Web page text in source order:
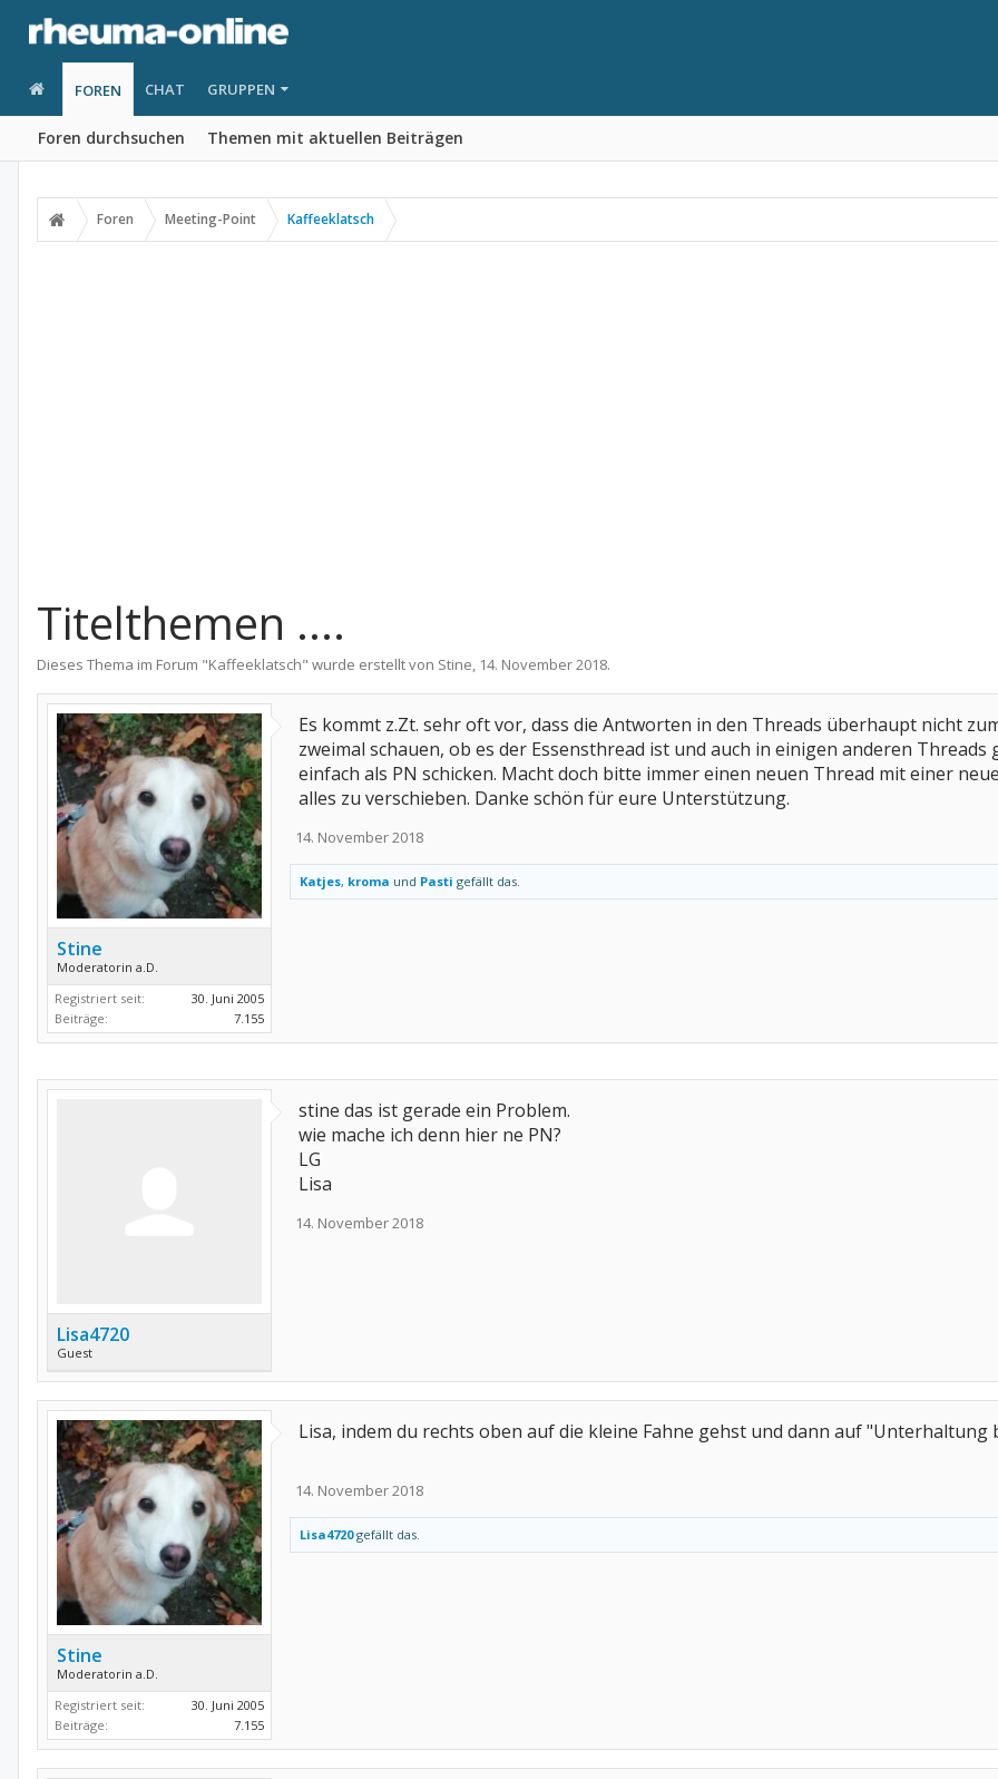
FOREN
Foren durchsuchen Themen mit aktuellen Beiträgen
CHAT GRUPPEN
Foren Meeting-Point Kaffeeklatsch
Titelthemen ....
Dieses Thema im Forum "Kaffeeklatsch" wurde erstellt von Stine, 14. November 2018.
Stine
Moderatorin a.D.
Registriert seit:
30. Juni 2005
Beiträge:
7.155
Es kommt z.Zt. sehr oft vor, dass die Antworten in den Threads überhaupt nicht
zweimal schauen, ob es der Essensthread ist und auch in einigen anderen
einfach als PN schicken. Macht doch bitte immer einen neuen Thread mit einer
alles zu verschieben. Danke schön für eure Unterstützung.
14. November 2018
Katjes, kroma und Pasti gefällt das.
Lisa4720
Guest
stine das ist gerade ein Problem.
wie mache ich denn hier ne PN?
LG
Lisa
14. November 2018
Stine
Moderatorin a.D.
Registriert seit:
30. Juni 2005
Beiträge:
7.155
Lisa, indem du rechts oben auf die kleine Fahne gehst und dann auf "Unterhaltung
14. November 2018
Lisa4720gefällt das.